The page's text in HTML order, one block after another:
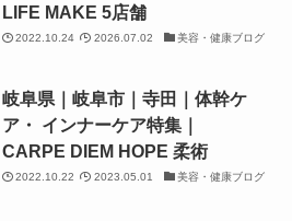
LIFE MAKE 5店舗
2022.10.24 2026.07.02 美容・健康ブログ
岐阜県｜岐阜市｜寺田｜体幹ケ
ア・ インナーケア特集｜
CARPE DIEM HOPE 柔術
2022.10.22 2023.05.01 美容・健康ブログ